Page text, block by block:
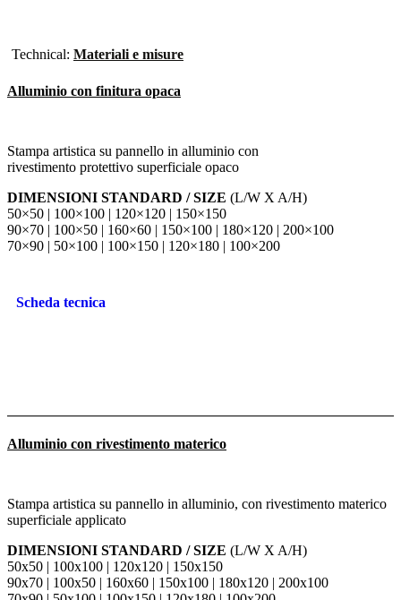
Technical: Materiali e misure
Alluminio con finitura opaca
Stampa artistica su pannello in alluminio con
rivestimento protettivo superficiale opaco
DIMENSIONI STANDARD / SIZE (L/W X A/H)
50×50 | 100×100 | 120×120 | 150×150
90×70 | 100×50 | 160×60 | 150×100 | 180×120 | 200×100
70×90 | 50×100 | 100×150 | 120×180 | 100×200
Scheda tecnica
Alluminio con rivestimento materico
Stampa artistica su pannello in alluminio, con rivestimento materico
superficiale applicato
DIMENSIONI STANDARD / SIZE (L/W X A/H)
50x50 | 100x100 | 120x120 | 150x150
90x70 | 100x50 | 160x60 | 150x100 | 180x120 | 200x100